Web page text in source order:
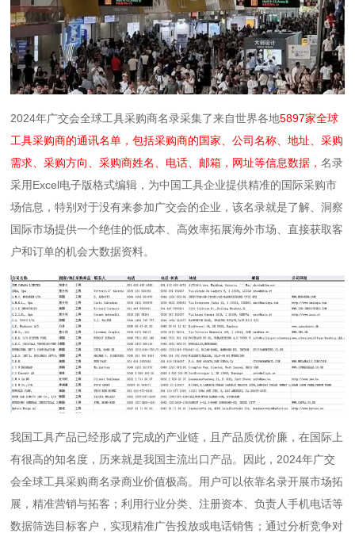
2024年广交会全球工具采购商名录采集了来自世界各地5897家全球
工具采购商的通讯名单，包括采购商的国家、公司名称、地址、采购
需求、采购方向、采购商姓名、电话、邮箱，网址等信息数据，名录
采用Excel电子版格式编辑，为中国工具企业提供精准的国际采购市
场信息，特别对于没有来参加广交会的企业，该名录就是了解、洞察
国际市场提供一个绝佳的低成本、高效率拓展海外市场、直接获取客
户和订单的机会大数据资料。
我国工具产品已经形成了完成的产业链，且产品质优价廉，在国际上
有很高的知名度，历来就是我国主流出口产品。因此，2024年广交
会全球工具采购商名录商业价值极高。用户可以依靠名录开展市场拓
展‌，精准营销与拓客；利用行业分类、注册资本、负责人手机电话等
数据筛选目标客户，实现精准广告投放或电话销售；通过分析竞争对